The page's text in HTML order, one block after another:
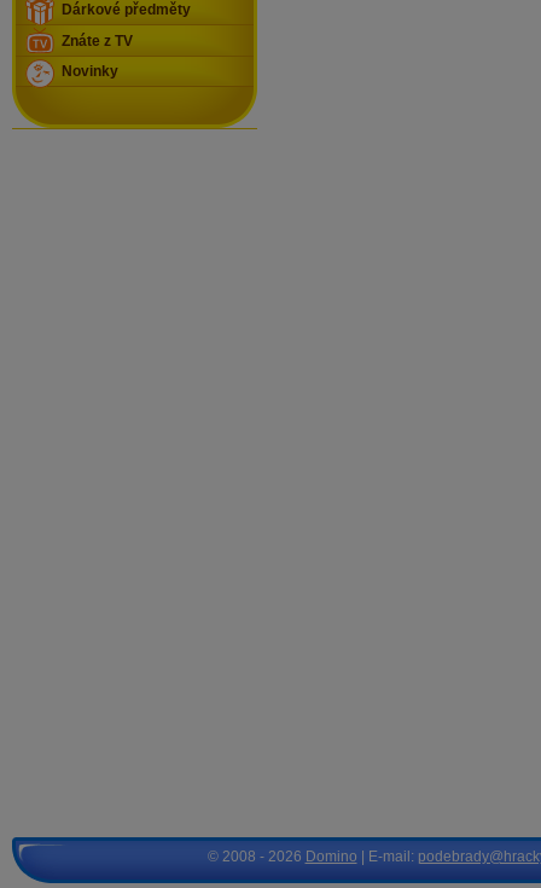
Dárkové předměty
Znáte z TV
Novinky
© 2008 - 2026 Domino | E-mail: